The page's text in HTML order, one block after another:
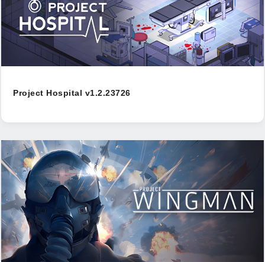
Project Hospital v1.2.23726